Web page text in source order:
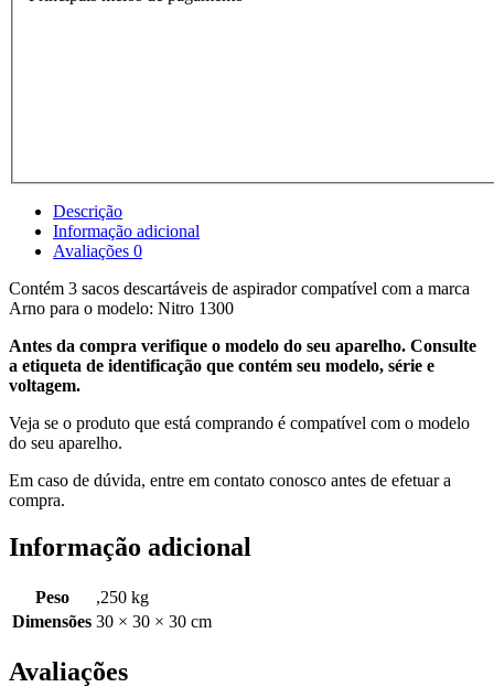
Descrição
Informação adicional
Avaliações 0
Contém 3 sacos descartáveis de aspirador compatível com a marca
Arno para o modelo: Nitro 1300
Antes da compra verifique o modelo do seu aparelho. Consulte
a etiqueta de identificação que contém seu modelo, série e
voltagem.
Veja se o produto que está comprando é compatível com o modelo
do seu aparelho.
Em caso de dúvida, entre em contato conosco antes de efetuar a
compra.
Informação adicional
Peso
,250 kg
Dimensões 30 × 30 × 30 cm
Avaliações